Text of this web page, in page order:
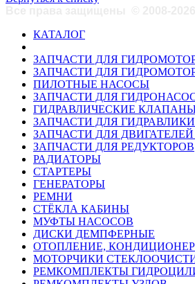
КАТАЛОГ
ЗАПЧАСТИ ДЛЯ
ЗАПЧАСТИ ДЛЯ
ПИЛОТНЫЕ НАСОСЫ
ЗАПЧАСТИ ДЛЯ
ГИДРАВЛИЧЕСКИЕ
ЗАПЧАСТИ ДЛЯ ГИДРАВЛИКИ
ЗАПЧАСТИ ДЛЯ ДВИГАТЕЛЕЙ
ЗАПЧАСТИ ДЛЯ РЕДУКТОРОВ
РАДИАТОРЫ
СТАРТЕРЫ
ГЕНЕРАТОРЫ
РЕМНИ
СТЁКЛА КАБИНЫ
МУФТЫ НАСОСОВ
ДИСКИ ДЕМПФЕРНЫЕ
ОТОПЛЕНИЕ, КОНДИЦИОНЕР
МОТОРЧИКИ
РЕМКОМПЛЕКТЫ